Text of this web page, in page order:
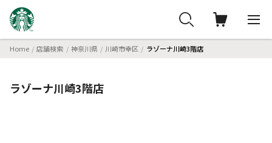
Home 店舗検索 神奈川県 川崎市幸区 ラゾーナ川崎3階店
ラゾーナ川崎3階店